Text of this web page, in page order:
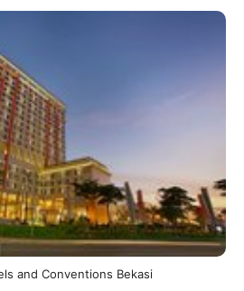
and Conventions Bekasi